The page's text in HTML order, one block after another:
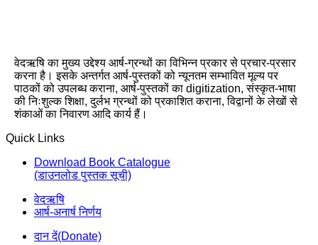
वेदऋषि का मुख्य उद्देश्य आर्ष-ग्रन्थों का विभिन्न प्रकार से प्रचार-प्रसार
करना है। इसके अन्तर्गत आर्ष-पुस्तकों को न्यूनतम सम्भावित मूल्य पर
पाठकों को उपलब्ध कराना, आर्ष-पुस्तकों का digitization, संस्कृत-भाषा
की निःशुल्क शिक्षा, दुर्लभ ग्रन्थों को प्रकाशित कराना, विद्वानों के लेखों से
शंकाओं का निवारण आदि कार्य हैं।
Quick Links
Download Book Catalogue
(डाउनलोड पुस्तक सूची)
वेदऋषि
आर्ष-अनार्ष निर्णय
दान दें(Donate)